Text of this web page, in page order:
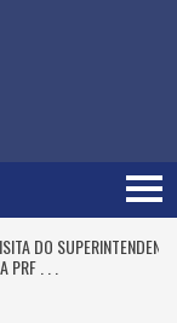
DO SUPERINTENDENTE
PRF . . .